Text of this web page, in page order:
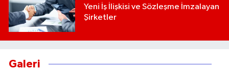
Yeni İş İlişkisi ve Sözleşme İmzalayan
Şirketler
Galeri